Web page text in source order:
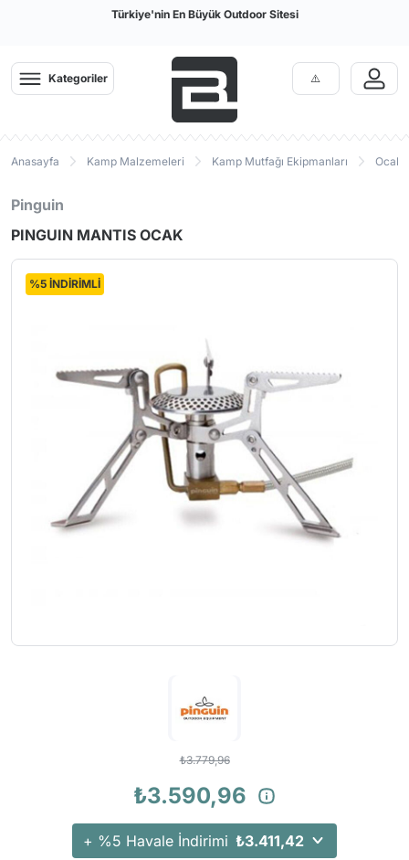
Türkiye'nin En Büyük Outdoor Sitesi
Kategoriler
Anasayfa Kamp Malzemeleri Kamp Mutfağı Ekipmanları Ocak
Pinguin
PINGUIN MANTIS OCAK
%5 İNDİRİMLİ
₺3.779,96
₺3.590,96
+ %5 Havale İndirimi ₺3.411,42